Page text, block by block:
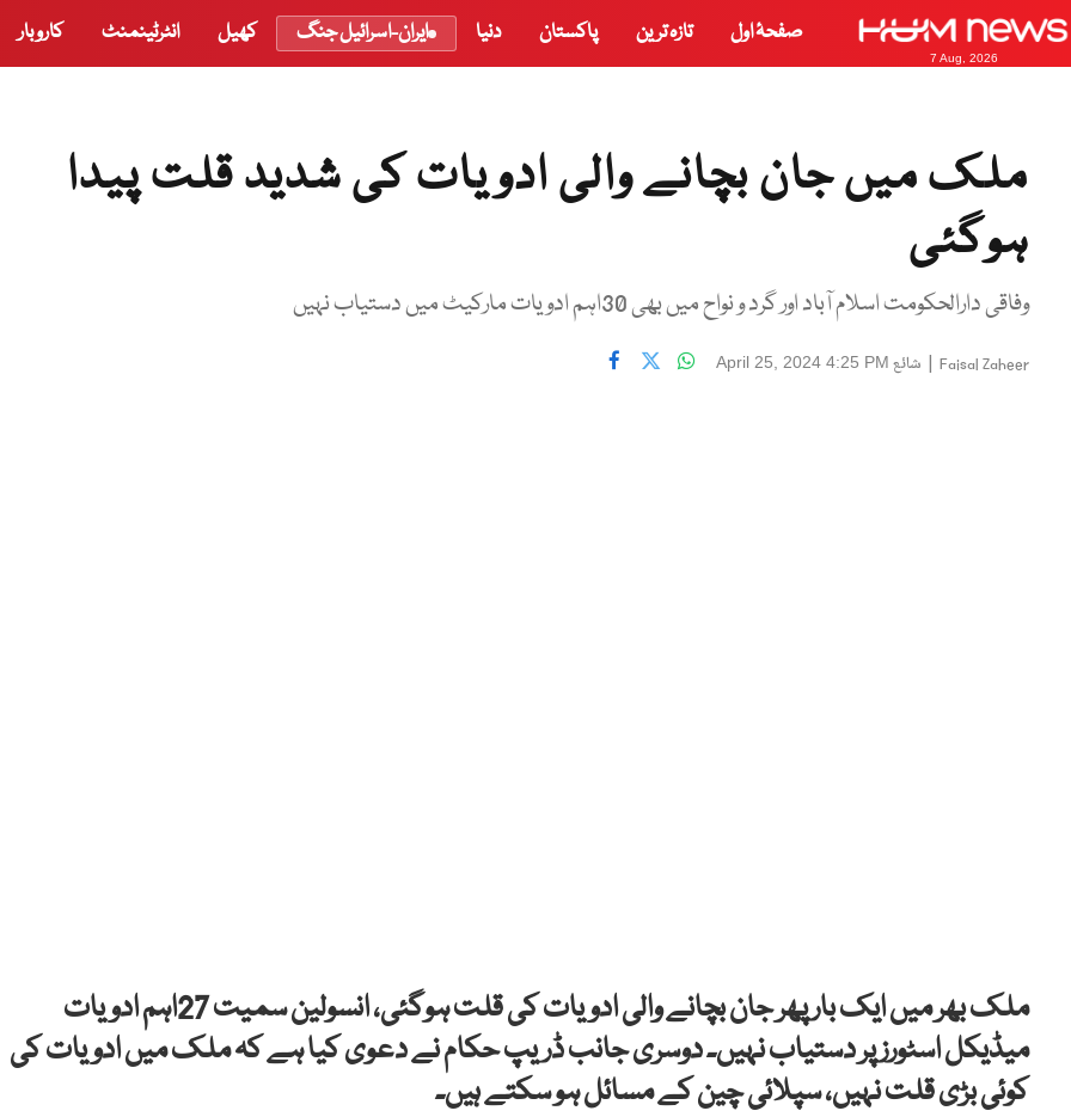
7 Aug, 2026
صفحۂ اول تازہ ترین پاکستان دنیا ایران-اسرائیل جنگ کھیل انٹرٹینمنٹ کاروبار
ملک میں جان بچانے والی ادویات کی شدید قلت پیدا
ہوگئی
وفاقی دارالحکومت اسلام آباد اور گرد و نواح میں بھی 30اہم ادویات مارکیٹ میں دستیاب نہیں
Faisal Zaheer
| شائع April 25, 2024 4:25 PM
ملک بھر میں ایک بار پھر جان بچانے والی ادویات کی قلت ہوگئی، انسولین سمیت 27اہم ادویات
میڈیکل اسٹورز پر دستیاب نہیں۔ دوسری جانب ڈریپ حکام نے دعوی کیا ہے کہ ملک میں ادویات کی
کوئی بڑی قلت نہیں، سپلائی چین کے مسائل ہو سکتے ہیں۔